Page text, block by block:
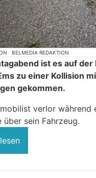
BELMEDIA REDAKTION
ist es auf
zu einer Kollision
gekommen.
verlor während
über sein Fahrzeug.